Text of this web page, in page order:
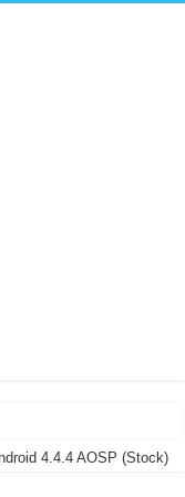
e fa tutto lui! (Senza
4.4.4 AOSP (Stock)